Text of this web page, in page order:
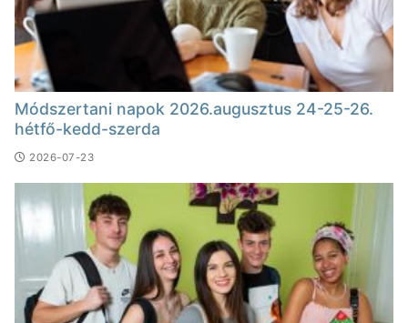
Módszertani napok 2026.augusztus 24-25-26.
hétfő-kedd-szerda
2026-07-23